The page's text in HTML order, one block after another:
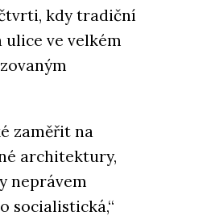
kdy tradiční
ulice ve velkém
zaměřit na
architektury,
neprávem
socialistická,“